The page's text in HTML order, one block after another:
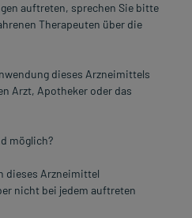
auftreten, sprechen Sie bitte
Therapeuten über die
dieses Arzneimittels
Arzt, Apotheker oder das
möglich?
dieses Arzneimittel
nicht bei jedem auftreten